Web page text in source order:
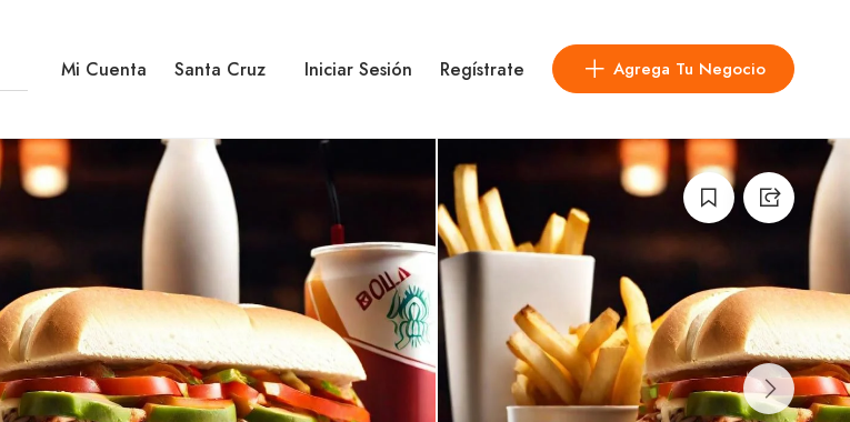
Mi Cuenta Santa Cruz Iniciar Sesión Regístrate Agrega Tu Negocio